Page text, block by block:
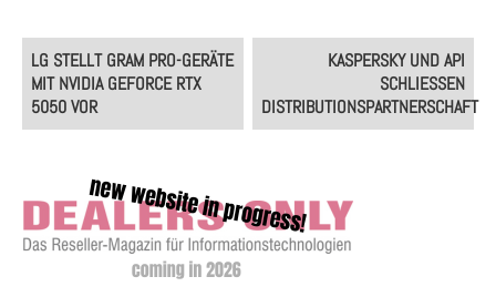
Post
navigation
LG STELLT GRAM PRO-GERÄTE
MIT NVIDIA GEFORCE RTX
5050 VOR
KASPERSKY UND API
SCHLIESSEN D
ISTRIBUTIONSPARTNERSCHAFT